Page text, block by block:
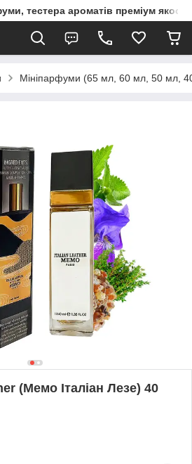
тестера ароматів преміум
Мініпарфуми (65 мл, 60 мл, 50 мл,
(Мемо Італіан Лезе) 40